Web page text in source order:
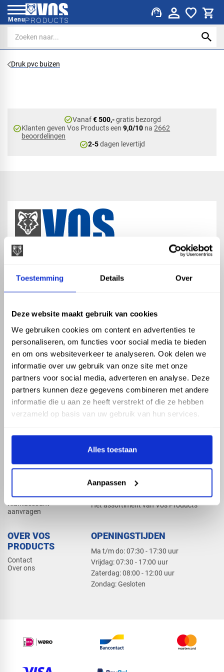
Toestemming Details Over
Deze website maakt gebruik van cookies
We gebruiken cookies om content en advertenties te
personaliseren, om functies voor social media te bieden
en om ons websiteverkeer te analyseren. Ook delen we
informatie over uw gebruik van onze site met onze
partners voor social media, adverteren en analyse. Deze
partners kunnen deze gegevens combineren met andere
informatie die u aan ze heeft verstrekt of die ze hebben
verzameld op basis van uw gebruik van hun services.
Alles toestaan
Aanpassen
Menu support_agent
Druk pvc buizen
check_circleVanaf€ 500,-gratis bezorgd
check_circleKlanten geven Vos Products een9,0/10 na2662
beoordelingen
check_circle2-5dagen levertijd
ASSORTIMENT
Hemelwaterafvoer
Drukleiding
Beregening
Dak en gevel
KENNIS EN HULP
Klantenservice
Kennisbank
Klantaccount
aanvragen
PRODUCTCATALOGUS 2026
Het assortiment van Vos Products
OVER VOS
PRODUCTS
Contact
Over ons
OPENINGSTIJDEN
Ma t/m do: 07:30 - 17:30 uur
​Vrijdag: 07:30 - 17:00 uur
​Zaterdag: 08:00 - 12:00 uur
​Zondag: Gesloten
phone_enabled +31 416 75 02 55
mail info@vosproducts.nl
check_circleDé bouwmarkt van Altena
check_circle Direct uit grote voorraad geleverd met eigen transport
check_circleLevering in NL en BE